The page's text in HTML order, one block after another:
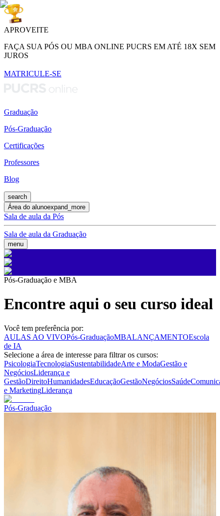
APROVEITE
FAÇA SUA PÓS OU MBA ONLINE PUCRS EM ATÉ 18X SEM
JUROS
MATRICULE-SE
Graduação
Pós-Graduação
Certificações
Professores
Blog
search
Área do alunoexpand_more
Sala de aula da Pós
Sala de aula da Graduação
menu
Pós-Graduação e MBA
Encontre aqui o seu curso ideal
Você tem preferência por:
AULAS AO VIVOPós-GraduaçãoMBALANÇAMENTOEscola
de IA
Selecione a área de interesse para filtrar os cursos:
PsicologiaTecnologiaSustentabilidadeArte e ModaGestão e
NegóciosLiderança e
GestãoDireitoHumanidadesEducaçãoGestãoNegóciosSaúde
e MarketingLiderança
Pós-Graduação